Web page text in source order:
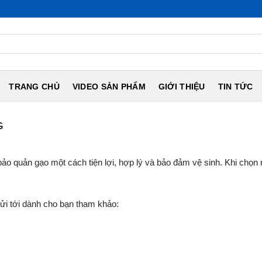
TRANG CHỦ VIDEO SẢN PHẨM GIỚI THIỆU TIN TỨC
quản gạo một cách tiện lợi, hợp lý và bảo đảm vệ sinh. Khi
tới dành cho bạn tham khảo: